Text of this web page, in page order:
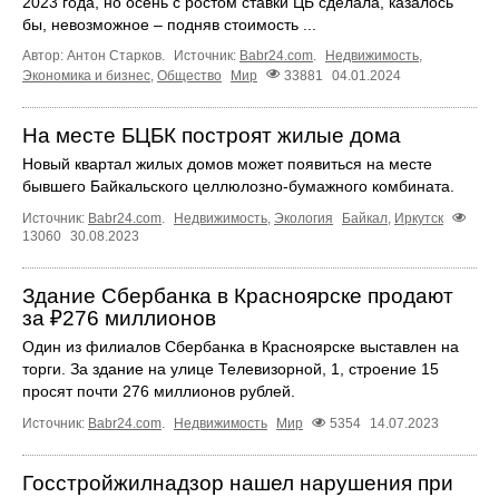
бы, невозможное – подняв стоимость ...
Автор: Антон Старков. Источник: Babr24.com. Недвижимость,
Экономика и бизнес Общество Мир 33881 04.01.2024
На месте БЦБК построят жилые дома
Новый квартал жилых домов может появиться на месте
бывшего Байкальского целлюлозно-бумажного комбината.
Источник: Babr24.com Недвижимость Экология Байкал Иркутск
13060 30.08.2023
Здание Сбербанка в Красноярске продают
за ₽276 миллионов
Один из филиалов Сбербанка в Красноярске выставлен на
торги. За здание на улице Телевизорной, 1, строение 15
просят почти 276 миллионов рублей.
Источник: Babr24.com Недвижимость Мир 5354 14.07.2023
Госстройжилнадзор нашел нарушения при